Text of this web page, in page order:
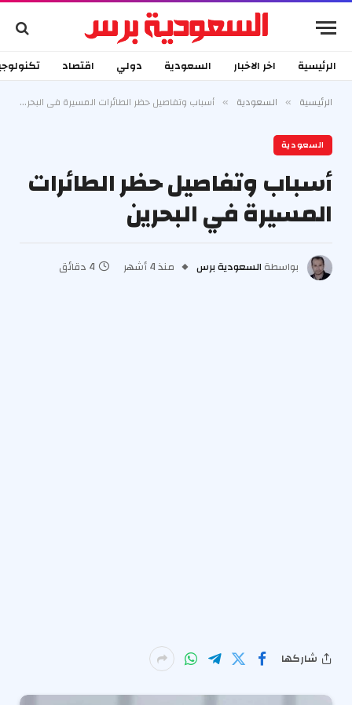
الرئيسية اخر الاخبار السعودية دولي اقتصاد
الرئيسية » السعودية » أسباب وتفاصيل حظر الطائرات المسيرة في البحرين
السعودية
أسباب وتفاصيل حظر الطائرات
المسيرة في البحرين
بواسطة السعودية برس منذ 4 أشهر 4 دقائق
شاركها